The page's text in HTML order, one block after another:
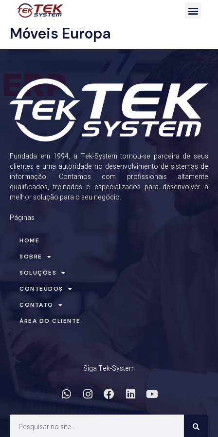
Móveis Europa
Fundada em 1994, a Tek-System tornou-se parceira de seus
clientes e uma autoridade no desenvolvimento de sistemas de
informação. Contamos com profissionais altamente
qualificados, treinados e especializados para desenvolver a
melhor solução para o seu negócio.
Páginas
HOME
SOBRE
SOLUÇÕES
CONTEÚDOS
CONTATO
ÁREA DO CLIENTE
Siga Tek-System